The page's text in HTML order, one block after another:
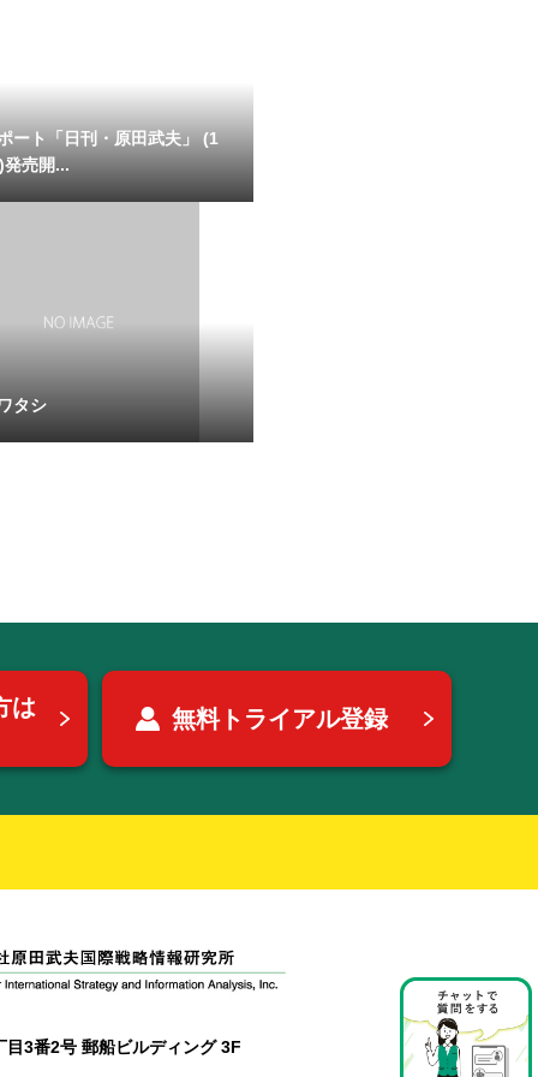
ート「日刊・原田武夫」 (1
売開...
タシ
は 無料トライアル登録
3番2号 郵船ビルディング 3F